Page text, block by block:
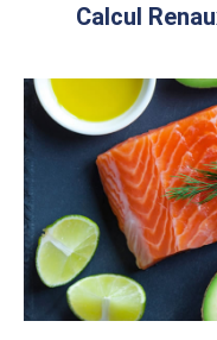
Calcul